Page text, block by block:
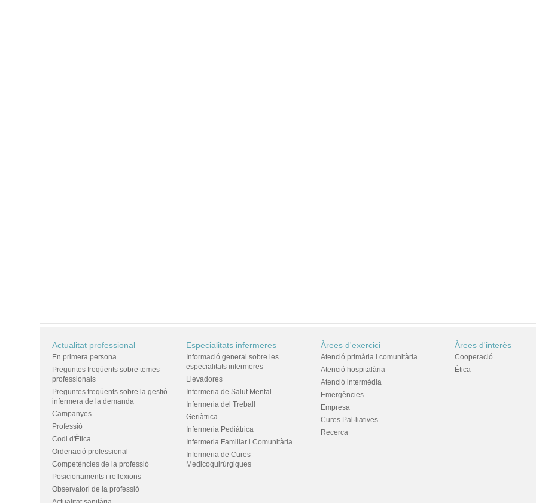
Actualitat professional
En primera persona
Preguntes freqüents sobre temes
professionals
Preguntes freqüents sobre la gestió
infermera de la demanda
Campanyes
Professió
Codi d'Ètica
Ordenació professional
Competències de la professió
Posicionaments i reflexions
Observatori de la professió
Especialitats infermeres
Informació general sobre les
especialitats infermeres
Llevadores
Infermeria de Salut Mental
Infermeria del Treball
Geriàtrica
Infermeria Pediàtrica
Infermeria Familiar i Comunitària
Infermeria de Cures
Medicoquirúrgiques
Àrees d'exercici
Atenció primària i comunitària
Atenció hospitalària
Atenció intermèdia
Emergències
Empresa
Cures Pal·liatives
Recerca
Àrees d'interès
Cooperació
Ètica